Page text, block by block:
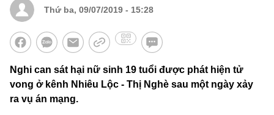
Thứ ba, 09/07/2019 - 15:28
Nghi can sát hại nữ sinh 19 tuổi được phát hiện tử
vong ở kênh Nhiêu Lộc - Thị Nghè sau một ngày xảy
ra vụ án mạng.